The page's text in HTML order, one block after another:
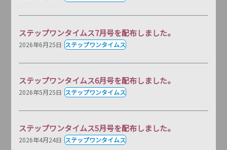
ステップワンタイムス7月号を配布しました。
2026年6月25日 ステップワンタイムス
ステップワンタイムス6月号を配布しました。
2026年5月25日 ステップワンタイムス
ステップワンタイムス5月号を配布しました。
2026年4月24日 ステップワンタイムス